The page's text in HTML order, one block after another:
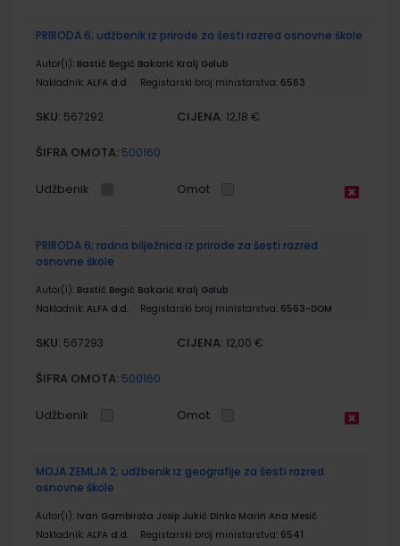
PRIRODA 6; udžbenik iz prirode za šesti razred osnovne škole
Autor(i): Bastić Begić Bakarić Kralj Golub
Nakladnik: ALFA d.d. Registarski broj ministarstva: 6563
SKU: 567292 CIJENA: 12,18 €
ŠIFRA OMOTA: 500160
Udžbenik Omot
PRIRODA 6; radna bilježnica iz prirode za šesti razred
osnovne škole
Autor(i): Bastić Begić Bakarić Kralj Golub
Nakladnik: ALFA d.d. Registarski broj ministarstva: 6563-DOM
SKU: 567293 CIJENA: 12,00 €
ŠIFRA OMOTA: 500160
Udžbenik Omot
MOJA ZEMLJA 2; udžbenik iz geografije za šesti razred
osnovne škole
Autor(i): Ivan Gambiroža Josip Jukić Dinko Marin Ana Mesić
Nakladnik: ALFA d.d. Registarski broj ministarstva: 6541